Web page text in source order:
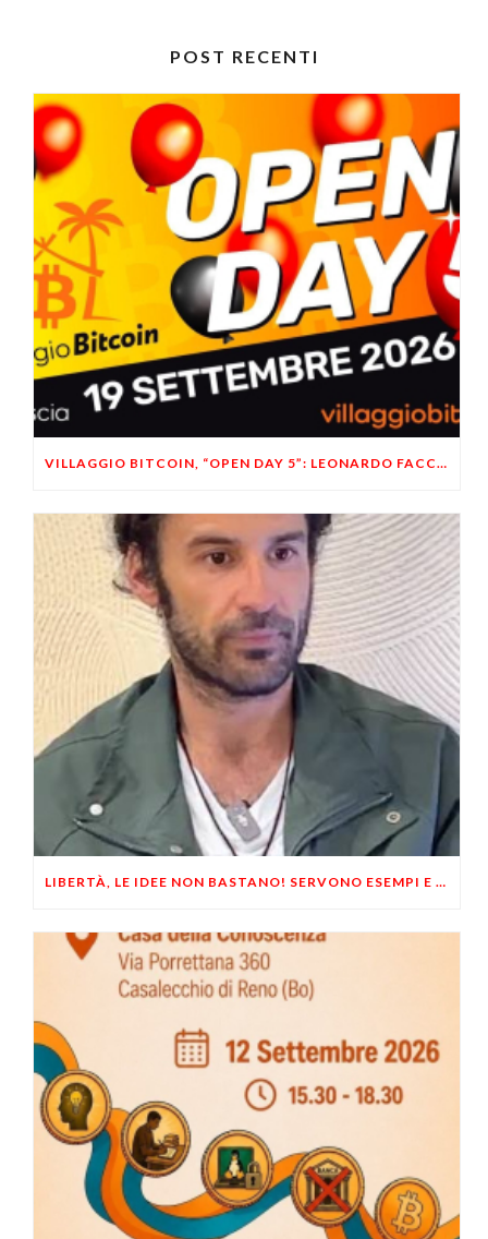
POST RECENTI
VILLAGGIO BITCOIN, “OPEN DAY 5”: LEONARDO FACCO OSPITE A BRESCIA
LIBERTÀ, LE IDEE NON BASTANO! SERVONO ESEMPI E UN PO’ DI COERENZA